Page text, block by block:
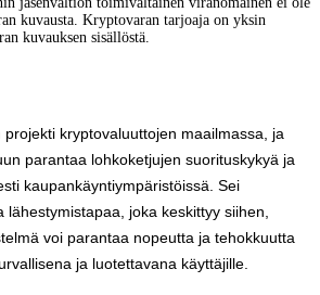
kuvausta. Kryptovaran tarjoaja on yksin
kuvauksen sisällöstä.
kryptovaluuttojen maailmassa, ja
parantaa lohkoketjujen suorituskykyä ja
kaupankäyntiympäristöissä. Sei
lähestymistapaa, joka keskittyy siihen,
voi parantaa nopeutta ja tehokkuutta
ja luotettavana käyttäjille.